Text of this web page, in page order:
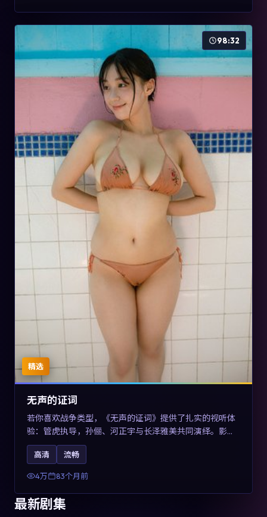
精选
98:32
无声的证词
若你喜欢战争类型，《无声的证词》提供了扎实的视听体
验：管虎执导，孙俪、河正宇与长泽雅美共同演绎。影片
2019年于澳大利亚上映，内容在罪案类型框架内探讨制度
与个体关系，关键词包含高清流畅、人物关系与情节反
转，适合检索「2019战争」「澳大利亚电影」的用户。
高清 流畅
4万 83个月前
最新剧集